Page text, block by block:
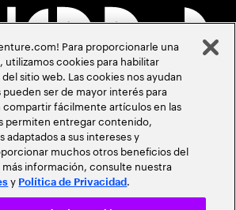
Para proporcionarle una
cookies para habilitar
sitio web. Las cookies nos ayudan
ser de mayor interés para
fácilmente artículos en las
permiten entregar contenido,
adaptados a sus intereses y
muchos otros beneficios del
información, consulte nuestra
y Política de Privacidad .